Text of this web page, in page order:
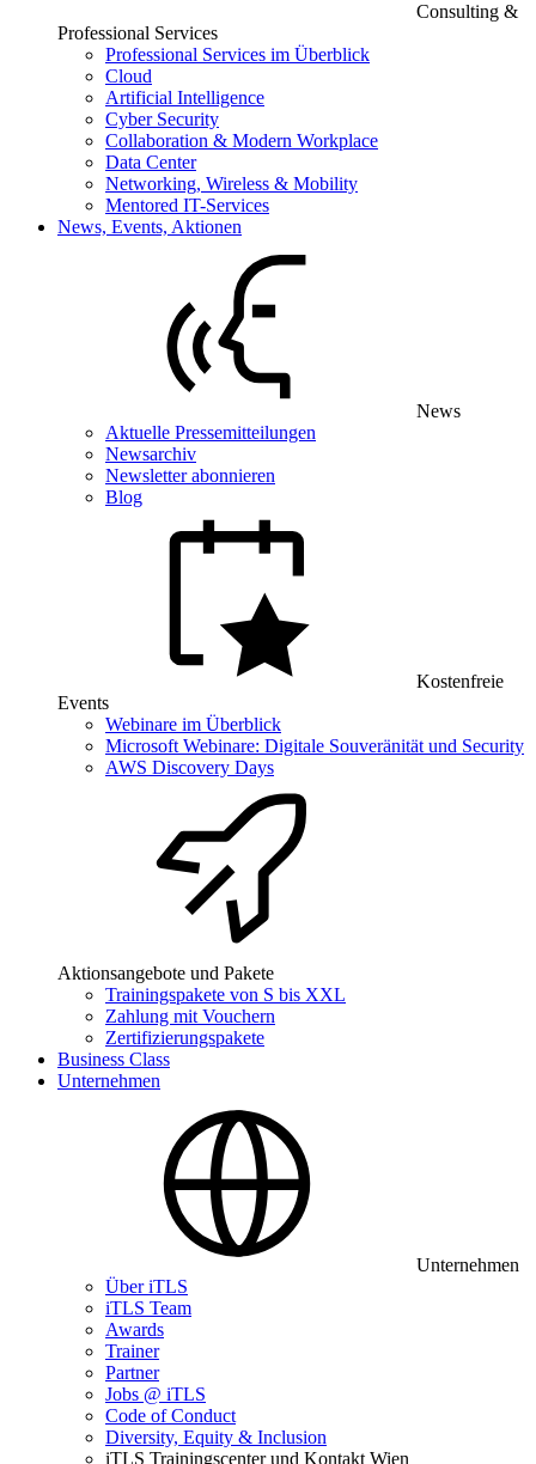
Consulting &
Professional Services
Professional Services im Überblick
Cloud
Artificial Intelligence
Cyber Security
Collaboration & Modern Workplace
Data Center
Networking, Wireless & Mobility
Mentored IT-Services
News, Events, Aktionen
News
Aktuelle Pressemitteilungen
Newsarchiv
Newsletter abonnieren
Blog
Kostenfreie
Events
Webinare im Überblick
Microsoft Webinare: Digitale Souveränität und Security
AWS Discovery Days
Aktionsangebote und Pakete
Trainingspakete von S bis XXL
Zahlung mit Vouchern
Zertifizierungspakete
Business Class
Unternehmen
Unternehmen
Über iTLS
iTLS Team
Awards
Trainer
Partner
Jobs @ iTLS
Code of Conduct
Diversity, Equity & Inclusion
iTLS Trainingscenter und Kontakt Wien